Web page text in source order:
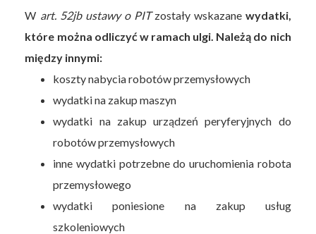
W art. 52jb ustawy o PITzostały wskazane wydatki,
które można odliczyć w ramach ulgi. Należą do nich
między innymi:
koszty nabycia robotów przemysłowych
wydatki na zakup maszyn
wydatki na zakup urządzeń peryferyjnych do
robotów przemysłowych
inne wydatki potrzebne do uruchomienia robota
przemysłowego
wydatki poniesione na zakup usług
szkoleniowych